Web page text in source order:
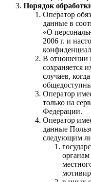
Порядок
Оператор
данные в
«О
2006 г. и
В отношении
сохраняется
случаев,
Оператор
только на
Федерации.
Оператор
данные
следующим